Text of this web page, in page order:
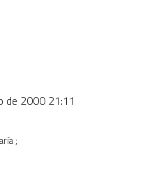
de 2000 21:11
;